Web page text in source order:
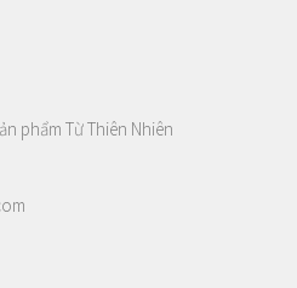
phẩm Từ Thiên Nhiên